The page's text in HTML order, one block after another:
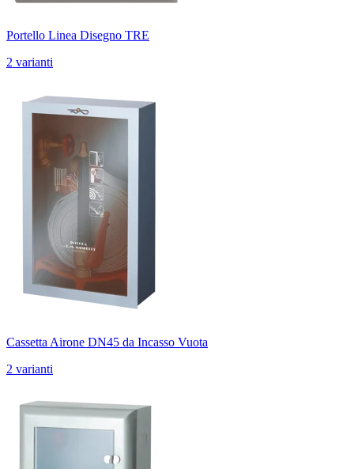
Portello Linea Disegno TRE
2 varianti
Cassetta Airone DN45 da Incasso Vuota
2 varianti